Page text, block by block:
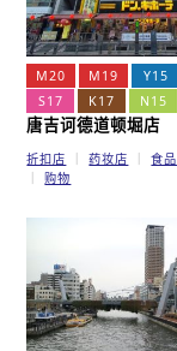
M20 M19 Y15
S17
K17 N15
唐吉诃德道顿堀店
折扣店 药妆店 食品
购物